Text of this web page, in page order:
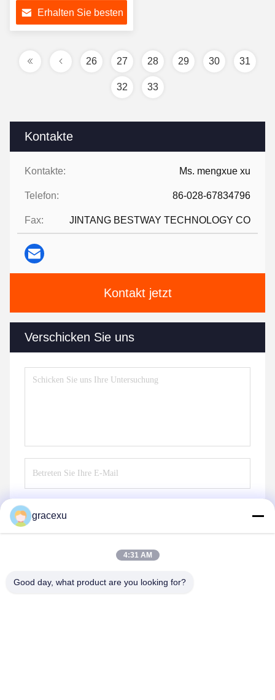
Kontakte
Kontakte: Ms. mengxue xu
Telefon: 86-028-67834796
Fax: JINTANG BESTWAY TECHNOLOGY CO
Kontakt jetzt
Verschicken Sie uns
Erhalten Sie besten
26 27 28 29 30 31
32 33
gracexu
4:31 AM
Good day, what product are you looking for?